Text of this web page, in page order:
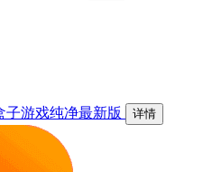
子游戏纯净最新版 详情